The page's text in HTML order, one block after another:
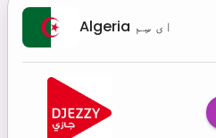
Algeria ای سِم